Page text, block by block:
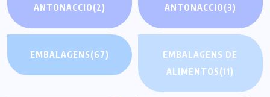
ANTONACCIO(2)
ANTONACCIO(3)
EMBALAGENS(67)
EMBALAGENS DE
ALIMENTOS(11)